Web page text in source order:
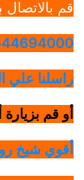
قم بالاتصال
راسلنا علي
أو قم
أقوي شيخ